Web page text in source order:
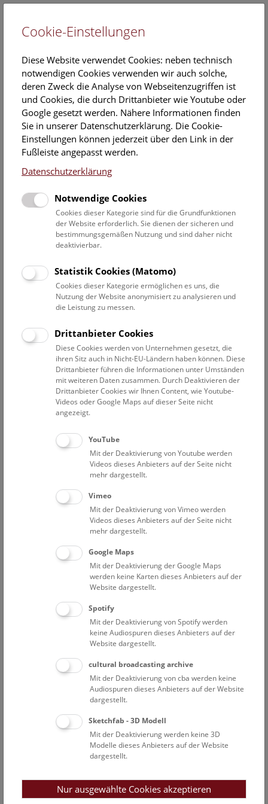
EN
Dr.
Susanne Randolf
Wissenschaftliche Mitarbeiterin,
Kuratorin NOaS und Insecta Varia
Aufgabenbereich:
Kuratorin Neuropterida-
Orthopteroidea-Insecta varia
Susanne Randolfs ORCID Eintrag:
https://orcid.org/0000-0002-
Kontakt:
susanne.randolf@nhm.at
+43 1 52177-345
+43 1 5235254
Lebenslauf
Auswirkungen der Miniaturisierung auf die
Kopfmorphologie sehr kleiner Neuroptera
Vergleichende Morphologie der Mundwerkzeuge in
Anpassung an verschiedene Nahrungsquellen bei
Ultrastruktur des Komplexauges von
Universität Tübingen)
Kopfmorphologie als Werkzeug zur Klärung der
Phylogenie der Neuropterida
Geschichte und Konzeption des NHM als Institution
zur Vermittlung naturgeschichtlichen Wissens
Mitarbeiterübersicht Naturhistorisches Museum
2. Zoologie
Assoziierte Wissenschaftlerin
Brojer Michaela
Assistenzarbeiten in der 2. Zoologie
Assoziierter Wissenschaftler
Cookie-Einstellungen
Diese Website verwendet Cookies: neben technisch
notwendigen Cookies verwenden wir auch solche,
deren Zweck die Analyse von Webseitenzugriffen ist
und Cookies, die durch Drittanbieter wie Youtube oder
Google gesetzt werden. Nähere Informationen finden
Sie in unserer Datenschutzerklärung. Die Cookie-
Einstellungen können jederzeit über den Link in der
Fußleiste angepasst werden.
Datenschutzerklärung
Notwendige Cookies
Cookies dieser Kategorie sind für die Grundfunktionen
der Website erforderlich. Sie dienen der sicheren und
bestimmungsgemäßen Nutzung und sind daher nicht
deaktivierbar.
Statistik Cookies (Matomo)
Cookies dieser Kategorie ermöglichen es uns, die
Nutzung der Website anonymisiert zu analysieren und
die Leistung zu messen.
Drittanbieter Cookies
Diese Cookies werden von Unternehmen gesetzt, die
ihren Sitz auch in Nicht-EU-Ländern haben können. Diese
Drittanbieter führen die Informationen unter Umständen
mit weiteren Daten zusammen. Durch Deaktivieren der
Drittanbieter Cookies wir Ihnen Content, wie Youtube-
Videos oder Google Maps auf dieser Seite nicht
angezeigt.
YouTube
Mit der Deaktivierung von Youtube werden
Videos dieses Anbieters auf der Seite nicht
mehr dargestellt.
Vimeo
Mit der Deaktivierung von Vimeo werden
Videos dieses Anbieters auf der Seite nicht
mehr dargestellt.
Google Maps
Mit der Deaktivierung der Google Maps
werden keine Karten dieses Anbieters auf der
Website dargestellt.
Spotify
Mit der Deaktivierung von Spotify werden
keine Audiospuren dieses Anbieters auf der
Website dargestellt.
cultural broadcasting archive
Mit der Deaktivierung von cba werden keine
Audiospuren dieses Anbieters auf der Website
dargestellt.
Sketchfab - 3D Modell
Mit der Deaktivierung werden keine 3D
Modelle dieses Anbieters auf der Website
dargestellt.
Nur ausgewählte Cookies akzeptieren